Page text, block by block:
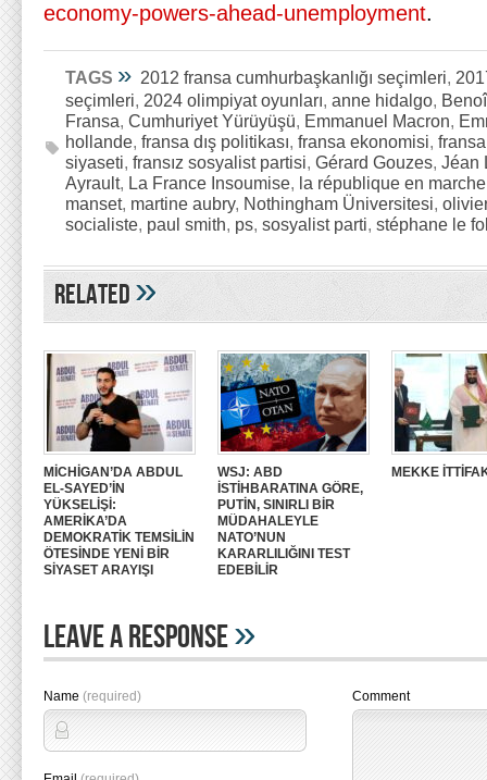
economy-powers-ahead-unemployment.
TAGS » 2012 fransa cumhurbaşkanlığı seçimleri,
seçimleri, 2024 olimpiyat oyunları, anne hidalgo,
Fransa, Cumhuriyet Yürüyüşü, Emmanuel Macron,
hollande, fransa dış politikası, fransa ekonomisi,
siyaseti, fransız sosyalist partisi, Gérard Gouzes, Jéan
Ayrault, La France Insoumise, la république en marche
manset, martine aubry, Nothingham Üniversitesi,
socialiste, paul smith, ps, sosyalist parti, stéphane le
Related»
MİCHİGAN’DA ABDUL
EL-SAYED’İN
YÜKSELİŞİ:
AMERİKA’DA
DEMOKRATİK TEMSİLİN
ÖTESİNDE YENİ BİR
SİYASET ARAYIŞI
WSJ: ABD
İSTİHBARATINA GÖRE,
PUTİN, SINIRLI BİR
MÜDAHALEYLE
NATO’NUN
KARARLILIĞINI TEST
EDEBİLİR
MEKKE
Leave A Response»
Name (required) Comment